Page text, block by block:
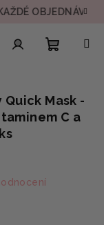
OBJEDNÁVCE
košík
Quick Mask -
C a